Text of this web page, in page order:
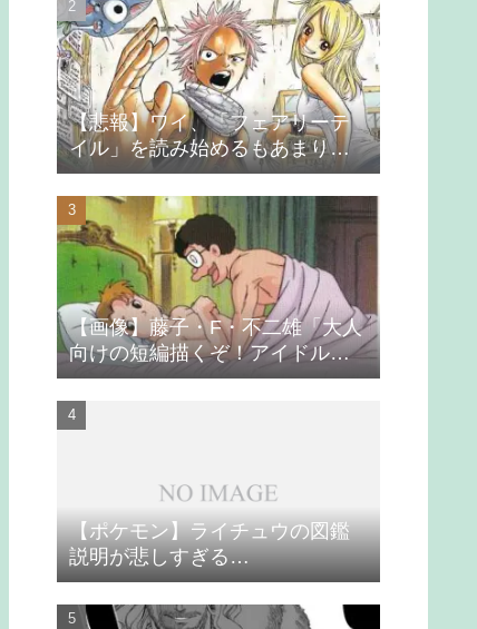
【悲報】ワイ、「フェアリーテ
イル」を読み始めるもあまりの
つまらなさに挫折する
【画像】藤子・F・不二雄「大人
向けの短編描くぞ！アイドルが
無理やり抱かれるシーン入れ
よ」
【ポケモン】ライチュウの図鑑
説明が悲しすぎる…